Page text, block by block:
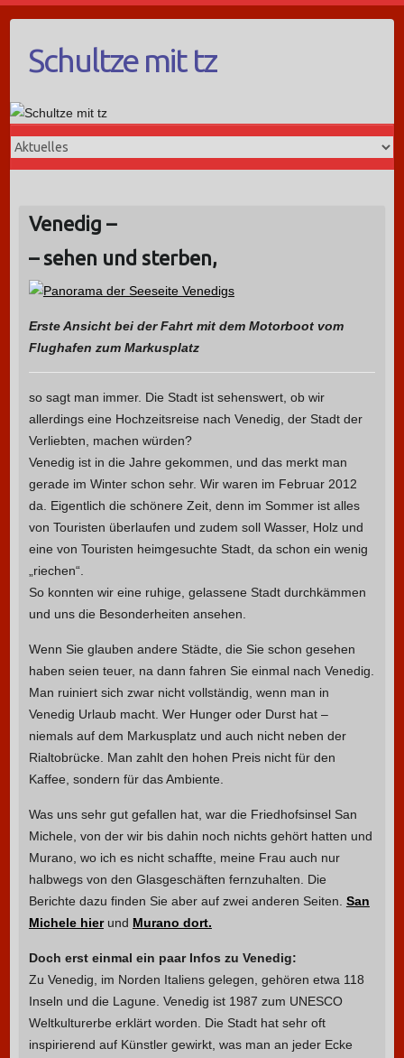
Schultze mit tz
Venedig –
– sehen und sterben,
Erste Ansicht bei der Fahrt mit dem Motorboot vom
Flughafen zum Markusplatz
so sagt man immer. Die Stadt ist sehenswert, ob wir
allerdings eine Hochzeitsreise nach Venedig, der Stadt der
Verliebten, machen würden?
Venedig ist in die Jahre gekommen, und das merkt man
gerade im Winter schon sehr. Wir waren im Februar 2012
da. Eigentlich die schönere Zeit, denn im Sommer ist alles
von Touristen überlaufen und zudem soll Wasser, Holz und
eine von Touristen heimgesuchte Stadt, da schon ein wenig
„riechen“.
So konnten wir eine ruhige, gelassene Stadt durchkämmen
und uns die Besonderheiten ansehen.
Wenn Sie glauben andere Städte, die Sie schon gesehen
haben seien teuer, na dann fahren Sie einmal nach Venedig.
Man ruiniert sich zwar nicht vollständig, wenn man in
Venedig Urlaub macht. Wer Hunger oder Durst hat –
niemals auf dem Markusplatz und auch nicht neben der
Rialtobrücke. Man zahlt den hohen Preis nicht für den
Kaffee, sondern für das Ambiente.
Was uns sehr gut gefallen hat, war die Friedhofsinsel San
Michele, von der wir bis dahin noch nichts gehört hatten und
Murano, wo ich es nicht schaffte, meine Frau auch nur
halbwegs von den Glasgeschäften fernzuhalten. Die
Berichte dazu finden Sie aber auf zwei anderen Seiten. San
Michele hierund Murano dort.
Doch erst einmal ein paar Infos zu Venedig:
Zu Venedig, im Norden Italiens gelegen, gehören etwa 118
Inseln und die Lagune. Venedig ist 1987 zum UNESCO
Weltkulturerbe erklärt worden. Die Stadt hat sehr oft
inspirierend auf Künstler gewirkt, was man an jeder Ecke